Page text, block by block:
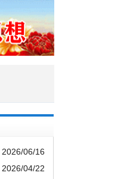
2026/06/16
2026/04/22